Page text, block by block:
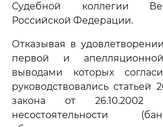
Судебной коллегии
Российской Федерации.
Отказывая в
первой и
выводами которых
руководствовались статьей
закона от
несостоятельности